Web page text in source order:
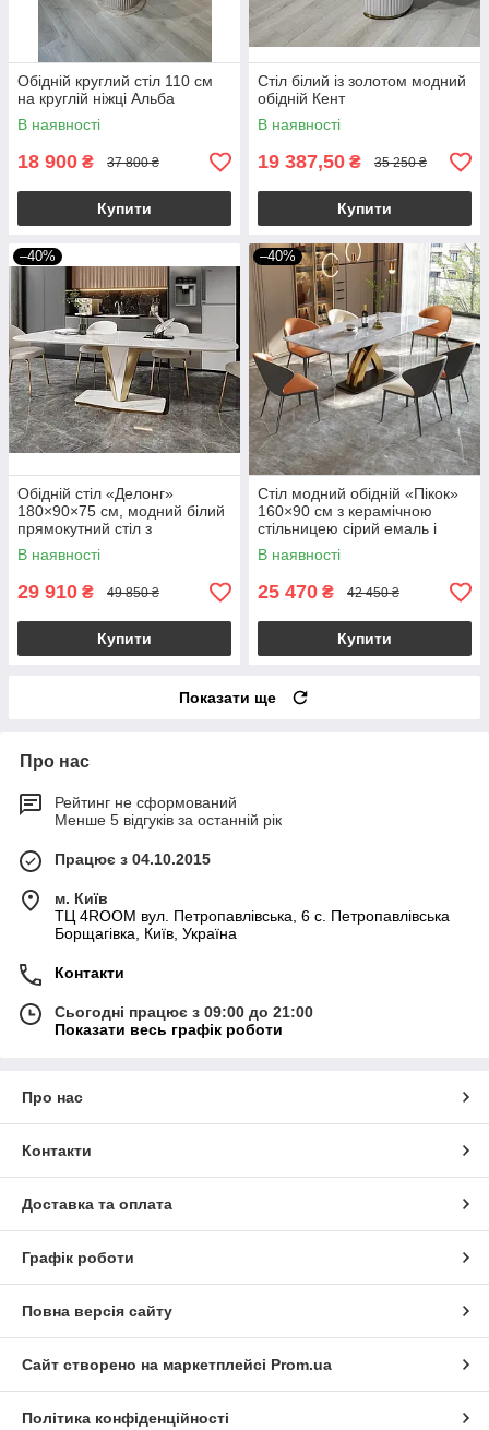
Обідній круглий стіл 110 см
на круглій ніжці Альба
В наявності
18 900 ₴ 37 800 ₴
Купити
Стіл білий із золотом модний
обідній Кент
В наявності
19 387,50 ₴ 35 250 ₴
Купити
–40%
Обідній стіл «Делонг»
180×90×75 см, модний білий
прямокутний стіл з
натурального каменю з
металевою основою
В наявності
29 910 ₴ 49 850 ₴
Купити
–40%
Стіл модний обідній «Пікок»
160×90 см з керамічною
стільницею сірий емаль і
золотою металевою ніжкою,
сучасний стиль
В наявності
25 470 ₴ 42 450 ₴
Купити
Показати ще
Про нас
Рейтинг не сформований
Менше 5 відгуків за останній рік
Працює з 04.10.2015
м. Київ
ТЦ 4ROOM вул. Петропавлівська, 6 с. Петропавлівська
Борщагівка, Київ, Україна
Контакти
Сьогодні працює з 09:00 до 21:00
Показати весь графік роботи
Про нас
Контакти
Доставка та оплата
Графік роботи
Повна версія сайту
Сайт створено на маркетплейсі Prom.ua
Політика конфіденційності